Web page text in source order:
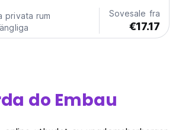
lush gardens, our bed and
privata rum
Sovesale fra
€17.17
do Embau